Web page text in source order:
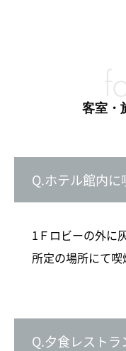
客室・
Q.ホテル館内に
1Ｆロビーの外に
所定の場所にて喫
Q.夕食レスト